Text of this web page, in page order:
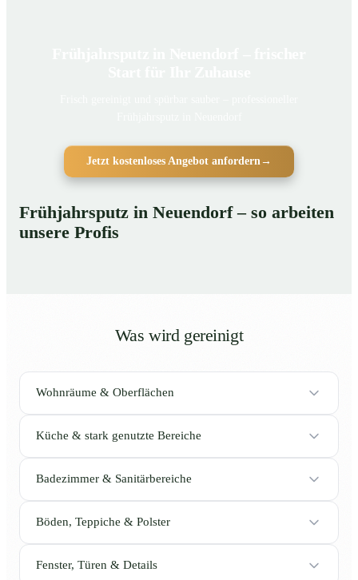
Jetzt kostenloses Angebot anfordern →
Frühjahrsputz in Neuendorf – so arbeiten
unsere Profis
Was wird gereinigt
Wohnräume & Oberflächen
Küche & stark genutzte Bereiche
Badezimmer & Sanitärbereiche
Böden, Teppiche & Polster
Fenster, Türen & Details